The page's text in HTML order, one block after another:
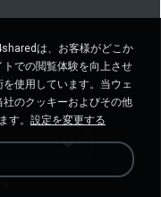
い
い
は、お客様がどこか
での閲覧体験を向上させ
使用しています。当ウェ
のクッキーおよびその他
す。 設定を変更する